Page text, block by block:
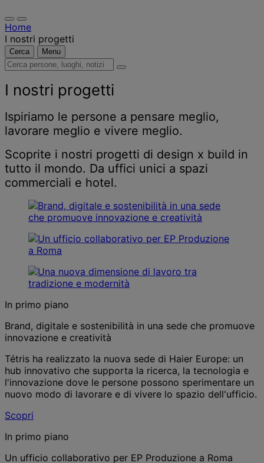
Home
I nostri progetti
Cerca Menu
Cerca
luoghi,
notizie
e
approfondimenti
I nostri progetti
Ispiriamo le persone a pensare meglio,
lavorare meglio e vivere meglio.
Scoprite i nostri progetti di design x build in
tutto il mondo. Da uffici unici a spazi
commerciali e hotel.
In primo piano
Brand, digitale e sostenibilità in una sede che promuove
innovazione e creatività
Tétris ha realizzato la nuova sede di Haier Europe: un
hub innovativo che supporta la ricerca, la tecnologia e
l'innovazione dove le persone possono sperimentare un
nuovo modo di lavorare e di vivere lo spazio dell'ufficio.
Scopri
In primo piano
Un ufficio collaborativo per EP Produzione a Roma